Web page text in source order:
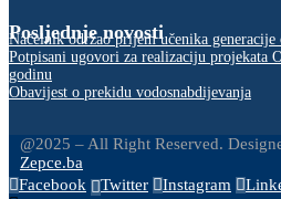
Posljednje novosti
Načelnik održao prijem učenika
Potpisani ugovori za realizaciju projekata
godinu
Obavijest o prekidu vodosnabdijevanja
@2025 – All Right Reserved.
Zepce.ba
Facebook
Twitter Instagram